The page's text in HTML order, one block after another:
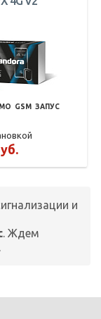
GSM ЗАПУС
и
. Ждем
.